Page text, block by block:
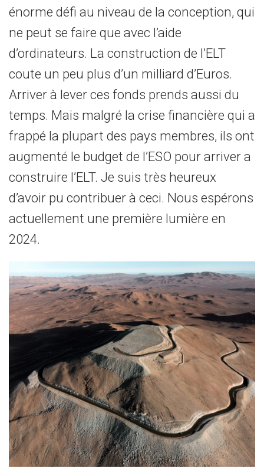
énorme défi au niveau de la conception, qui
ne peut se faire que avec l’aide
d’ordinateurs. La construction de l’ELT
coute un peu plus d’un milliard d’Euros.
Arriver à lever ces fonds prends aussi du
temps. Mais malgré la crise financière qui a
frappé la plupart des pays membres, ils ont
augmenté le budget de l’ESO pour arriver a
construire l’ELT. Je suis très heureux
d’avoir pu contribuer à ceci. Nous espérons
actuellement une première lumière en
2024.